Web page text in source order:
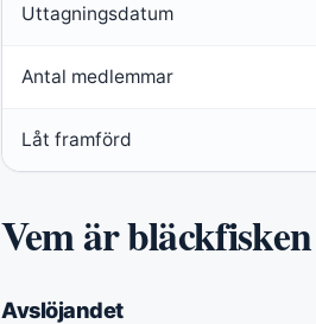
Uttagningsdatum
Antal medlemmar
Låt framförd
Vem är
Avslöjandet